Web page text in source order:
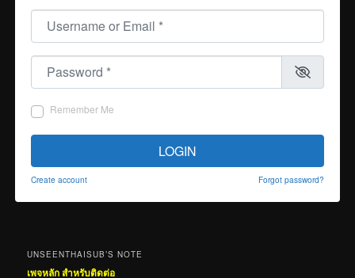
Username or Email
Password
Remember Me
LOGIN
Create account Forgot password?
UNSEENTHAISUB’S NOTE
เพจหลัก สำหรับติดต่อ